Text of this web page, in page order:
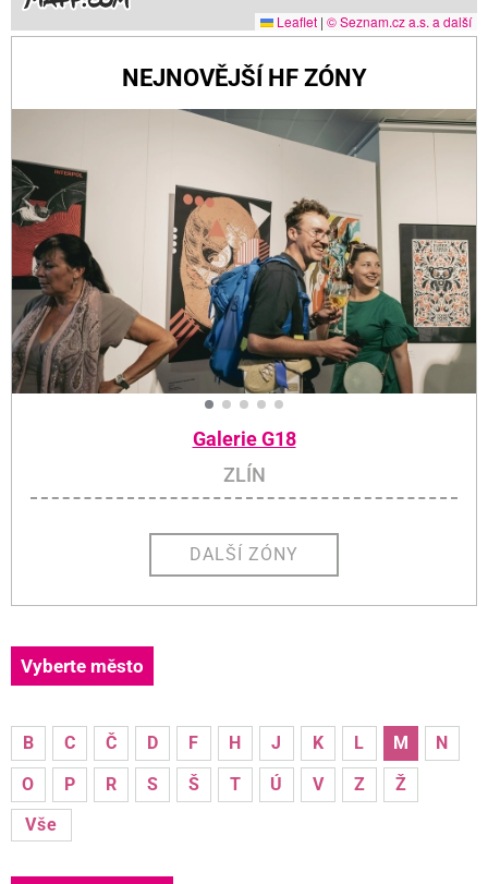
Leaflet | © Seznam.cz a.s. a další
NEJNOVĚJŠÍ HF ZÓNY
Galerie G18
ZLÍN
DALŠÍ ZÓNY
Vyberte město
B C Č D F H J K L M
N
O
P R S Š T Ú V Z
Ž
Vše